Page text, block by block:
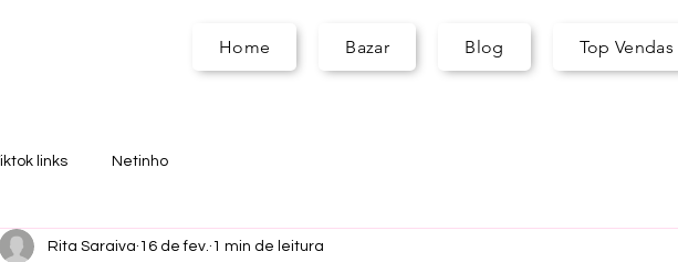
AS
Home Bazar Blog Top Vendas
links Netinho
Rita Saraiva 16 de fev. 1 min de leitura